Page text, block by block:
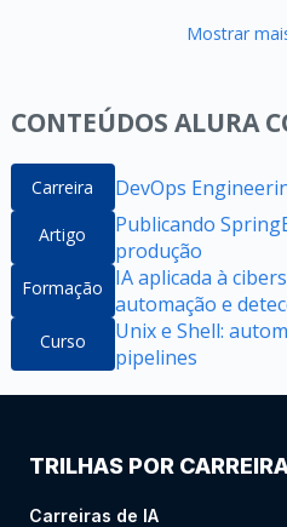
Mostrar
CONTEÚDOS ALURA
Carreira DevOps
Artigo
Publicando
produção
Formação
IA aplicada à
automação e
Curso
Unix e Shell:
pipelines
TRILHAS POR
Carreiras de IA